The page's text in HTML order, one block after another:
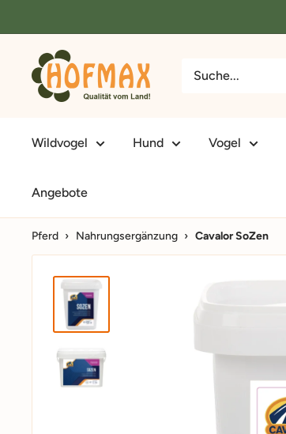
zum
hofmax.de
Wildvogel Hund Vogel
Angebote
Pferd › Nahrungsergänzung › Cavalor SoZen